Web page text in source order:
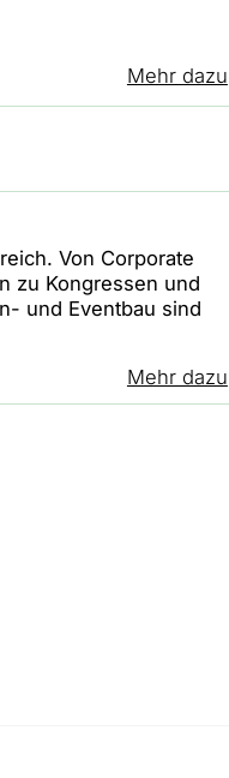
Mehr dazu
Von Corporate
zu Kongressen und
und Eventbau sind
Mehr dazu